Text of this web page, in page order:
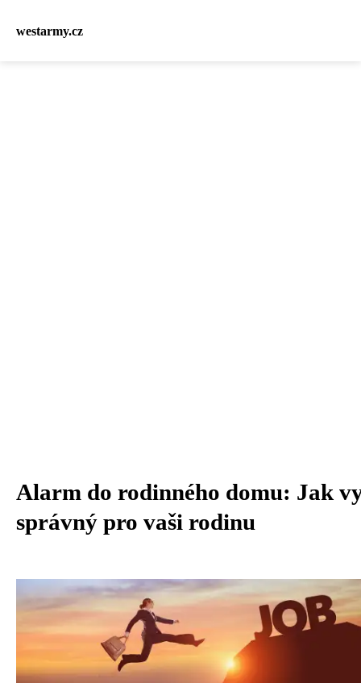
westarmy.cz
Alarm do rodinného domu: Jak
správný pro vaši rodinu